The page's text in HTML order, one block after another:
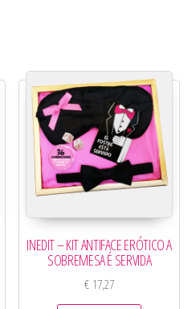
INEDIT – KIT ANTIFACE ERÓTICO A
SOBREMESA É SERVIDA
€ 17,27